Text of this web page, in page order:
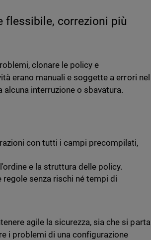
flessibile, correzioni più
clonare le policy e
erano manuali e soggette a errori nel
interruzione o sbavatura.
con tutti i campi precompilati,
e la struttura delle policy.
senza rischi né tempi di
agile la sicurezza, sia che si parta
i problemi di una configurazione